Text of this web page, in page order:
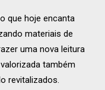
que hoje encanta
materiais de
uma nova leitura
também
revitalizados.